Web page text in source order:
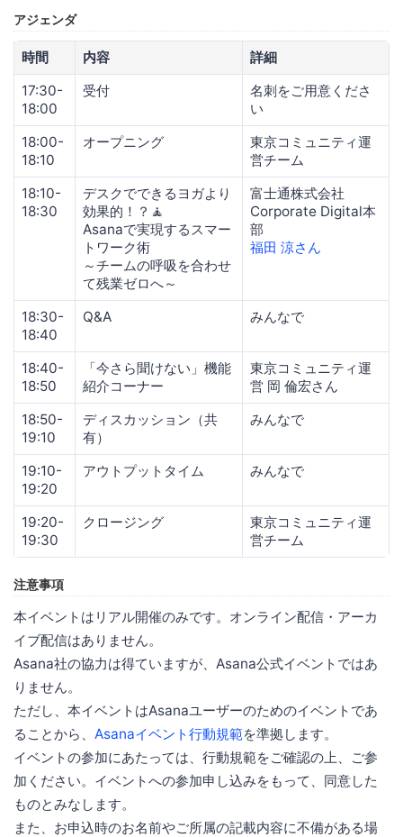
アジェンダ
時間 内容
詳細
17:30-
18:00
受付
名刺をご用意くださ
い
18:00-
18:10
オープニング
東京コミュニティ運
営チーム
18:10-
18:30
デスクでできるヨガより
効果的！？🧘
Asanaで実現するスマー
トワーク術
～チームの呼吸を合わせ
て残業ゼロへ～
富士通株式会社
Corporate Digital本
部
福田 涼さん
18:30-
18:40
Q&A みんなで
18:40-
18:50
「今さら聞けない」機能
紹介コーナー
東京コミュニティ運
営 岡 倫宏さん
18:50-
19:10
ディスカッション（共
有）
みんなで
19:10-
19:20
アウトプットタイム みんなで
19:20-
19:30
クロージング
東京コミュニティ運
営チーム
注意事項
本イベントはリアル開催のみです。オンライン配信・アーカ
イブ配信はありません。
Asana社の協力は得ていますが、Asana公式イベントではあ
りません。
ただし、本イベントはAsanaユーザーのためのイベントであ
ることから、 Asanaイベント行動規範を準拠します。
イベントの参加にあたっては、行動規範をご確認の上、ご参
加ください。イベントへの参加申し込みをもって、同意した
ものとみなします。
また、お申込時のお名前やご所属の記載内容に不備がある場